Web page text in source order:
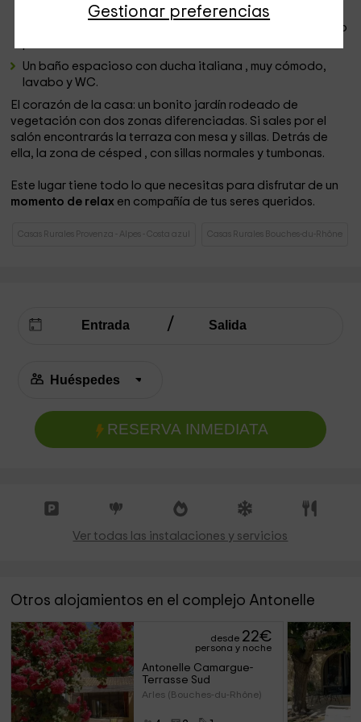
Gestionar preferencias
de noche. Los 2 dormitorios han sido cuidados
cuidadosamente para proporcionarte el mejor descanso
Un baño espacioso con ducha italiana , muy cómodo,
lavabo y WC.
El corazón de la casa: un bonito jardín rodeado de
vegetación con dos zonas diferenciadas. Si sales por el
salón encontrarás la terraza con mesa y sillas. Detrás de
ella, la zona de césped , con sillas normales y tumbonas.
Este lugar tiene todo lo que necesitas para disfrutar de un
momento de relax en compañía de tus seres queridos.
Casas Rurales Provenza - Alpes - Costa azul Casas Rurales Bouches-du-Rhône
RESERVA INMEDIATA
Ver todas las instalaciones y servicios
Otros alojamientos en el complejo Antonelle
desde 22€
persona y noche
Antonelle Camargue-
Terrasse Sud
Arles (Bouches-du-Rhône)